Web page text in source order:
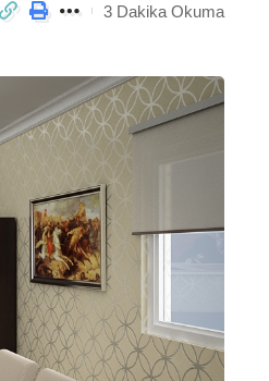
3 Dakika Okuma